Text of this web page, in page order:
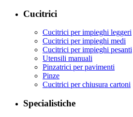
Cucitrici
Cucitrici per impieghi leggeri
Cucitrici per impieghi medi
Cucitrici per impieghi pesanti
Utensili manuali
Pinzatrici per pavimenti
Pinze
Cucitrici per chiusura cartoni
Specialistiche